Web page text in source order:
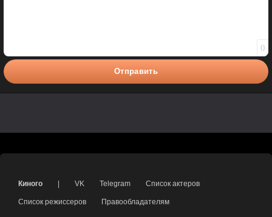
0
Отправить
Киного VK Telegram Список актеров
Список режиссеров Правообладателям